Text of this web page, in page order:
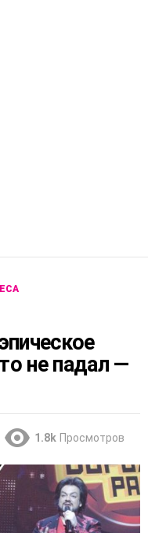
не падал —
1.8k Просмотров